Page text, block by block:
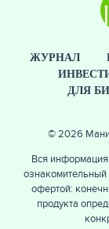
ЖУРНАЛ
ДЛЯ
© 2026
Вся
ознакомительный
офертой:
продукта